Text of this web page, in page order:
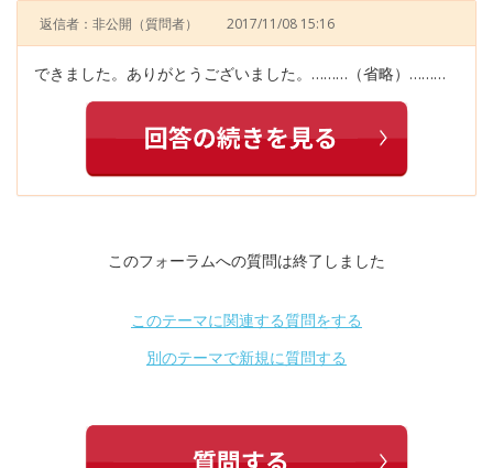
返信者：非公開 （質問者） 2017/11/08 15:16
できました。ありがとうございました。………（省略）………
このフォーラムへの質問は終了しました
このテーマに関連する質問をする
別のテーマで新規に質問する